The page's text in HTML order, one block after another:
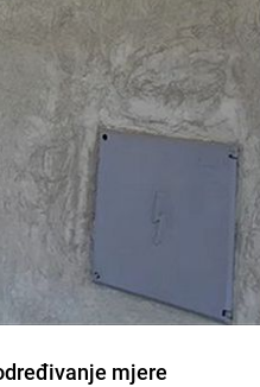
mjere